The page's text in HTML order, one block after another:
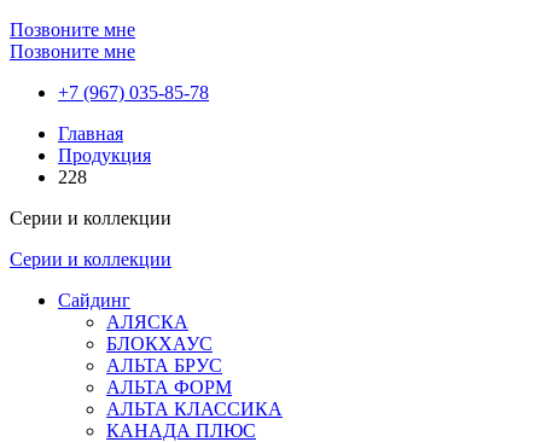
Позвоните мне
Позвоните мне
+7 (967) 035-85-78
Главная
Продукция
228
Серии и коллекции
Серии и коллекции
Сайдинг
АЛЯСКА
БЛОКХАУС
АЛЬТА БРУС
АЛЬТА ФОРМ
АЛЬТА КЛАССИКА
КАНАДА ПЛЮС